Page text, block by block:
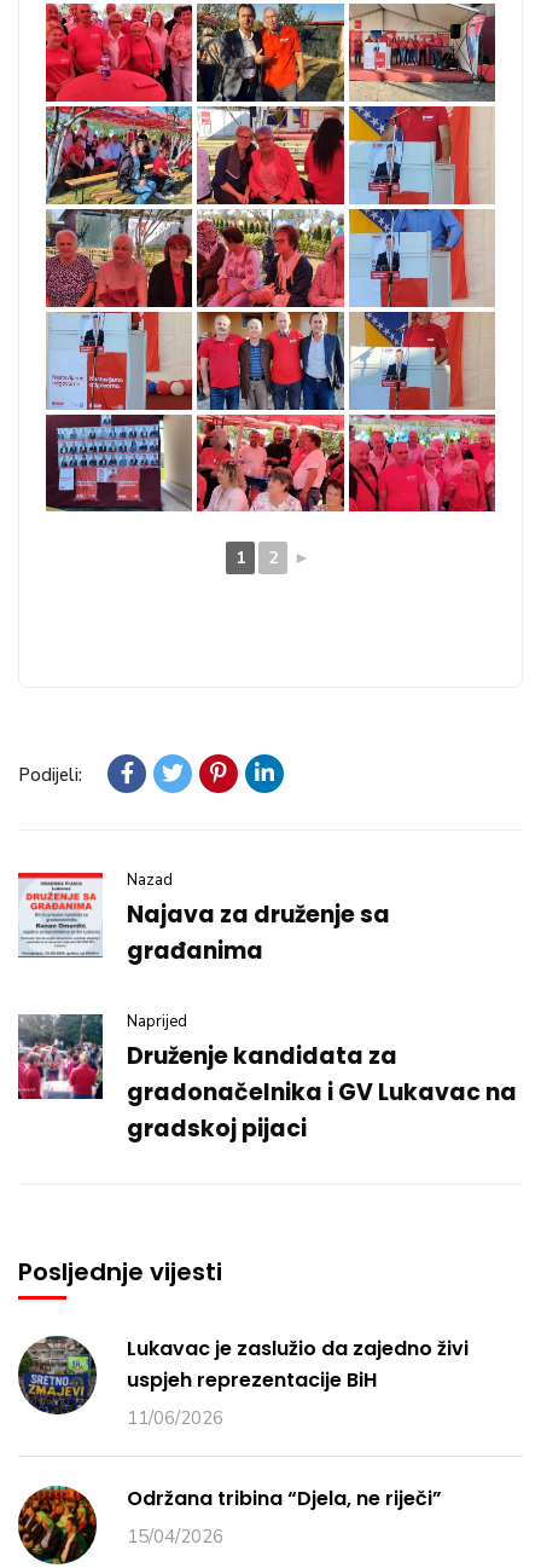
1 2 ►
Podijeli:
Nazad
Najava za druženje sa
građanima
Naprijed
Druženje kandidata za
gradonačelnika i GV Lukavac na
gradskoj pijaci
Posljednje vijesti
Lukavac je zaslužio da zajedno živi
uspjeh reprezentacije BiH
11/06/2026
Održana tribina “Djela, ne riječi”
15/04/2026